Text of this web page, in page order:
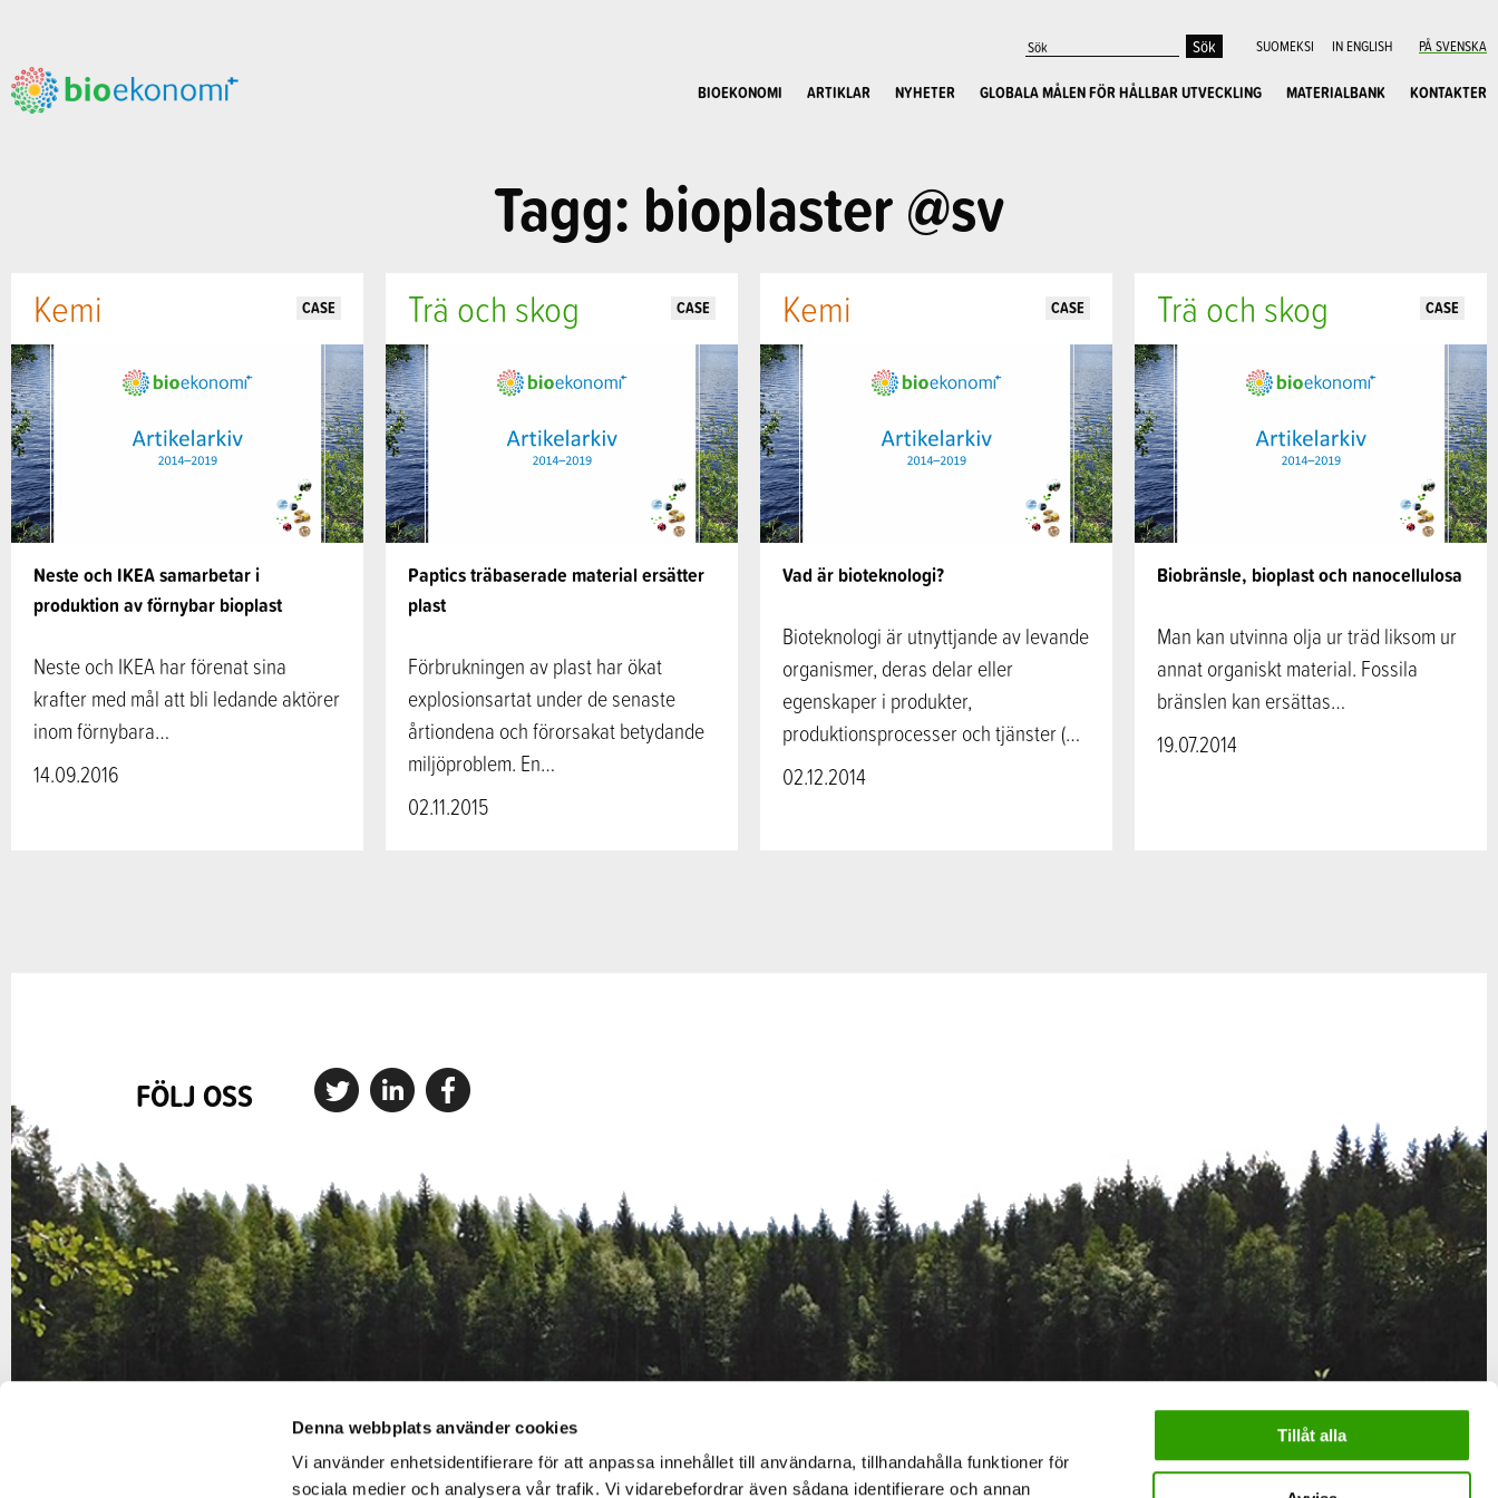
Denna webbplats använder cookies
Vi använder enhetsidentifierare för att anpassa innehållet till användarna, tillhandahålla funktioner för
sociala medier och analysera vår trafik. Vi vidarebefordrar även sådana identifierare och annan
Tillåt alla
SUOMEKSI IN ENGLISH PÅ SVENSKA
BIOEKONOMI ARTIKLAR NYHETER GLOBALA MÅLEN FÖR HÅLLBAR UTVECKLING MATERIALBANK KONTAKTER
Tagg: bioplaster @sv
Neste och IKEA samarbetar i
produktion av förnybar bioplast
Kemi CASE
Neste och IKEA har förenat sina
krafter med mål att bli ledande aktörer
inom förnybara…
14.09.2016
Paptics träbaserade material ersätter
plast
Trä och skog CASE
Förbrukningen av plast har ökat
explosionsartat under de senaste
årtiondena och förorsakat betydande
miljöproblem. En…
02.11.2015
Vad är bioteknologi?
Kemi CASE
Bioteknologi är utnyttjande av levande
organismer, deras delar eller
egenskaper i produkter,
produktionsprocesser och tjänster (…
02.12.2014
Biobränsle, bioplast och nanocellulosa
Trä och skog CASE
Man kan utvinna olja ur träd liksom ur
annat organiskt material. Fossila
bränslen kan ersättas…
19.07.2014
FÖLJ OSS